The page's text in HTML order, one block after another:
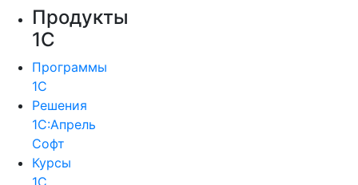
Продукты
1С
Программы
1С
Решения
1С:Апрель
Софт
Курсы